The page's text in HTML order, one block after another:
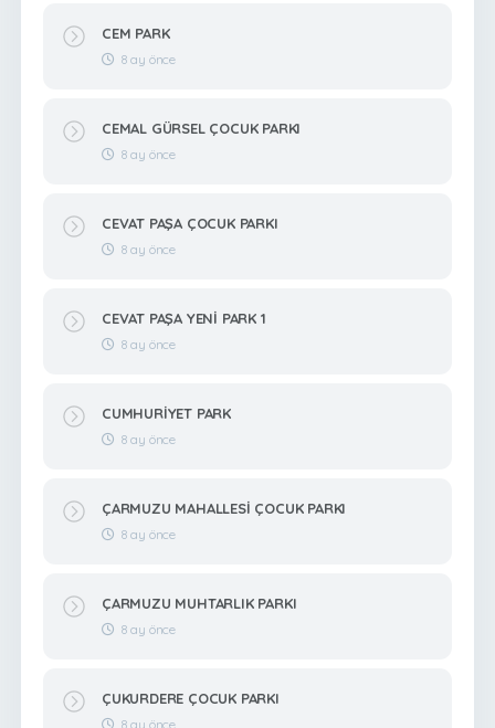
CEM PARK
8 ay önce
CEMAL GÜRSEL ÇOCUK PARKI
8 ay önce
CEVAT PAŞA ÇOCUK PARKI
8 ay önce
CEVAT PAŞA YENİ PARK 1
8 ay önce
CUMHURİYET PARK
8 ay önce
ÇARMUZU MAHALLESİ ÇOCUK PARKI
8 ay önce
ÇARMUZU MUHTARLIK PARKI
8 ay önce
ÇUKURDERE ÇOCUK PARKI
8 ay önce